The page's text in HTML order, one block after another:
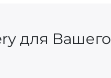
для Вашего